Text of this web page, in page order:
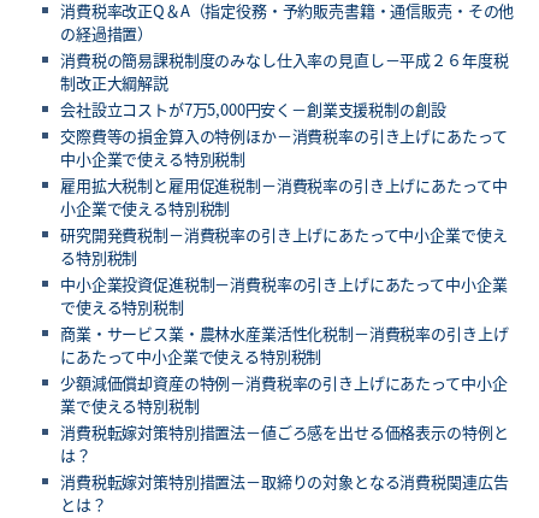
消費税率改正Q＆A（指定役務・予約販売書籍・通信販売・その他
の経過措置）
消費税の簡易課税制度のみなし仕入率の見直し－平成２６年度税
制改正大綱解説
会社設立コストが7万5,000円安く－創業支援税制の創設
交際費等の損金算入の特例ほか－消費税率の引き上げにあたって
中小企業で使える特別税制
雇用拡大税制と雇用促進税制－消費税率の引き上げにあたって中
小企業で使える特別税制
研究開発費税制－消費税率の引き上げにあたって中小企業で使え
る特別税制
中小企業投資促進税制－消費税率の引き上げにあたって中小企業
で使える特別税制
商業・サービス業・農林水産業活性化税制－消費税率の引き上げ
にあたって中小企業で使える特別税制
少額減価償却資産の特例－消費税率の引き上げにあたって中小企
業で使える特別税制
消費税転嫁対策特別措置法－値ごろ感を出せる価格表示の特例と
は？
消費税転嫁対策特別措置法－取締りの対象となる消費税関連広告
とは？